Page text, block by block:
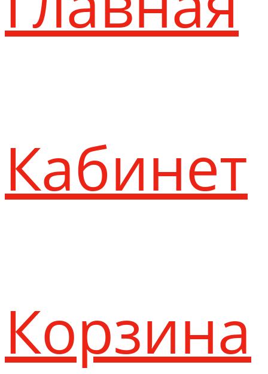
Кабинет
Корзина